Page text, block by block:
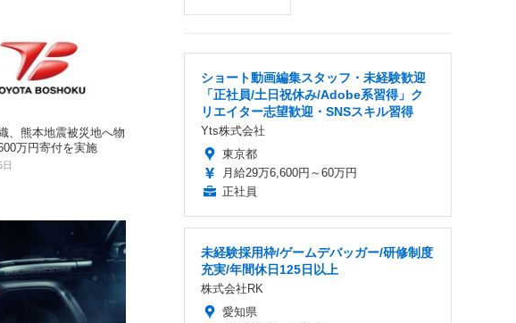
、熊本地震被災地へ物
万円寄付を実施
ショート動画編集スタッフ・未経験歓迎
「正社員/土日祝休み/Adobe系習得」ク
リエイター志望歓迎・SNSスキル習得
Yts株式会社
東京都
月給29万6,600円～60万円
正社員
未経験採用枠/ゲームデバッガー/研修制度
充実/年間休日125日以上
株式会社RK
愛知県